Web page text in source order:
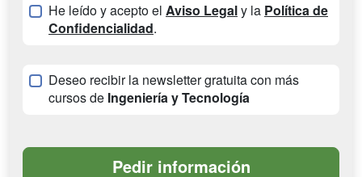
He leído y acepto el Aviso Legaly la Política de
Confidencialidad.
Deseo recibir la newsletter gratuita con más
cursos de Ingeniería y Tecnología